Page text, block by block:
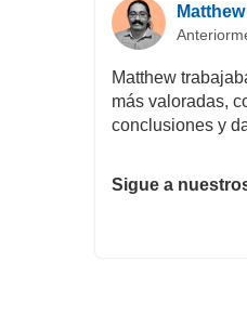
Matthew
más valoradas,
conclusiones y
Sigue a